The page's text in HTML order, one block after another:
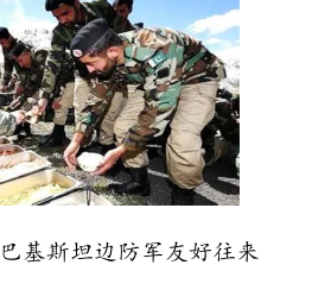
基斯坦边防军友好往来